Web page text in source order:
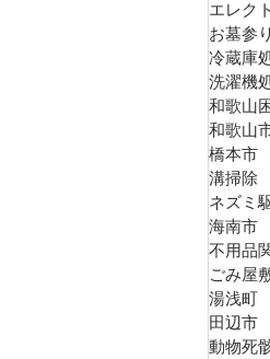
エレク
お墓参
冷蔵庫
洗濯機
和歌山
和歌山
橋本市
溝掃除
ネズミ
海南市
不用品
ごみ屋
湯浅町
田辺市
動物死